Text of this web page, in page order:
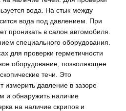
вода. На стык между
вода под давлением. При
проникать в салон автомобиля.
специального оборудования.
для проверки герметичности
оборудование, позволяющее
течи. Это
измерить давление в зазоре
и обнаружить наличие
на наличие скрипов и